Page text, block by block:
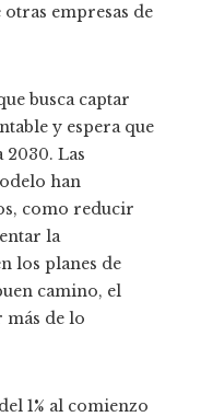
otras empresas de
busca captar
y espera que
2030. Las
han
como reducir
la
los planes de
camino, el
más de lo
1% al comienzo